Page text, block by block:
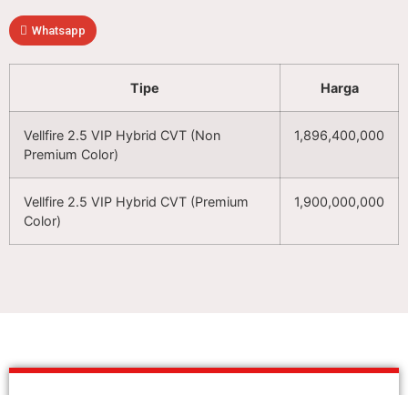
Whatsapp
Tipe Harga
Vellfire 2.5 VIP Hybrid CVT (Non
Premium Color)
1,896,400,000
Vellfire 2.5 VIP Hybrid CVT (Premium
Color)
1,900,000,000